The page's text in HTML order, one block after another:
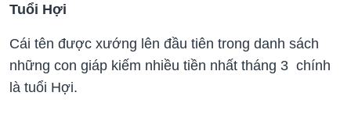
Tuổi Hợi
Cái tên được xướng lên đầu tiên trong danh sách
những con giáp kiếm nhiều tiền nhất tháng 3 chính
là tuổi Hợi.